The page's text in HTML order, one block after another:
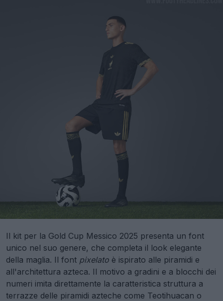
Il kit per la Gold Cup Messico 2025 presenta un font
unico nel suo genere, che completa il look elegante
della maglia. Il font pixelato è ispirato alle piramidi e
all'architettura azteca. Il motivo a gradini e a blocchi dei
numeri imita direttamente la caratteristica struttura a
terrazze delle piramidi azteche come Teotihuacan o